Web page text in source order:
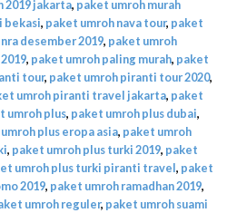
2019 jakarta, paket umroh murah
bekasi, paket umroh nava tour, paket
desember 2019, paket umroh
, paket umroh paling murah, paket
tour, paket umroh piranti tour 2020,
umroh piranti travel jakarta, paket
umroh plus, paket umroh plus dubai,
plus eropa asia, paket umroh
, paket umroh plus turki 2019, paket
umroh plus turki piranti travel, paket
2019, paket umroh ramadhan 2019,
umroh reguler, paket umroh suami